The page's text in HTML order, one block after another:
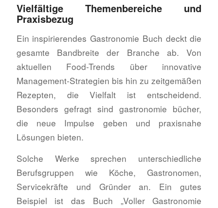
Vielfältige Themenbereiche und
Praxisbezug
Ein inspirierendes Gastronomie Buch deckt die
gesamte Bandbreite der Branche ab. Von
aktuellen Food-Trends über innovative
Management-Strategien bis hin zu zeitgemäßen
Rezepten, die Vielfalt ist entscheidend.
Besonders gefragt sind gastronomie bücher,
die neue Impulse geben und praxisnahe
Lösungen bieten.
Solche Werke sprechen unterschiedliche
Berufsgruppen wie Köche, Gastronomen,
Servicekräfte und Gründer an. Ein gutes
Beispiel ist das Buch „Voller Gastronomie